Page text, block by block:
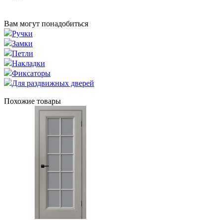
Вам могут понадобиться
Ручки
Замки
Петли
Накладки
Фиксаторы
Для раздвижных дверей
Похожие товары